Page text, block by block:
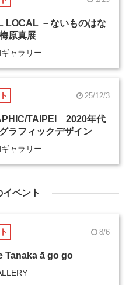
LOCAL －ないものはな
原真展
ャラリー
25/12/3
TAIPEI 2020年代
ラフィックデザイン
ャラリー
ベント
8/6
Tanaka ā go go